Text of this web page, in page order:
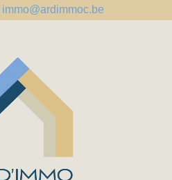
immo@ardimmoc.be